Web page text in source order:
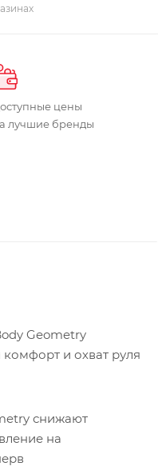
цены
лучшие бренды
Geometry
и охват руля
снижают
на